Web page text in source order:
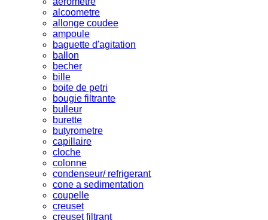
alcoometre
allonge coudee
ampoule
baguette d'agitation
ballon
becher
bille
boite de petri
bougie filtrante
bulleur
burette
butyrometre
capillaire
cloche
colonne
condenseur/ refrigerant
cone a sedimentation
coupelle
creuset
creuset filtrant